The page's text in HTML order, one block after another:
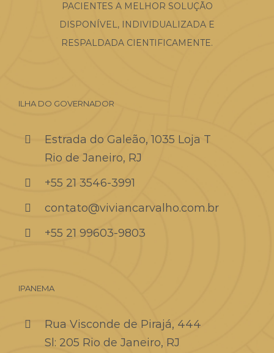
PACIENTES A MELHOR SOLUÇÃO
DISPONÍVEL, INDIVIDUALIZADA E
RESPALDADA CIENTIFICAMENTE.
ILHA DO GOVERNADOR
Estrada do Galeão, 1035 Loja T
Rio de Janeiro, RJ
+55 21 3546-3991
contato@viviancarvalho.com.br
+55 21 99603-9803
IPANEMA
Rua Visconde de Pirajá, 444
Sl: 205 Rio de Janeiro, RJ